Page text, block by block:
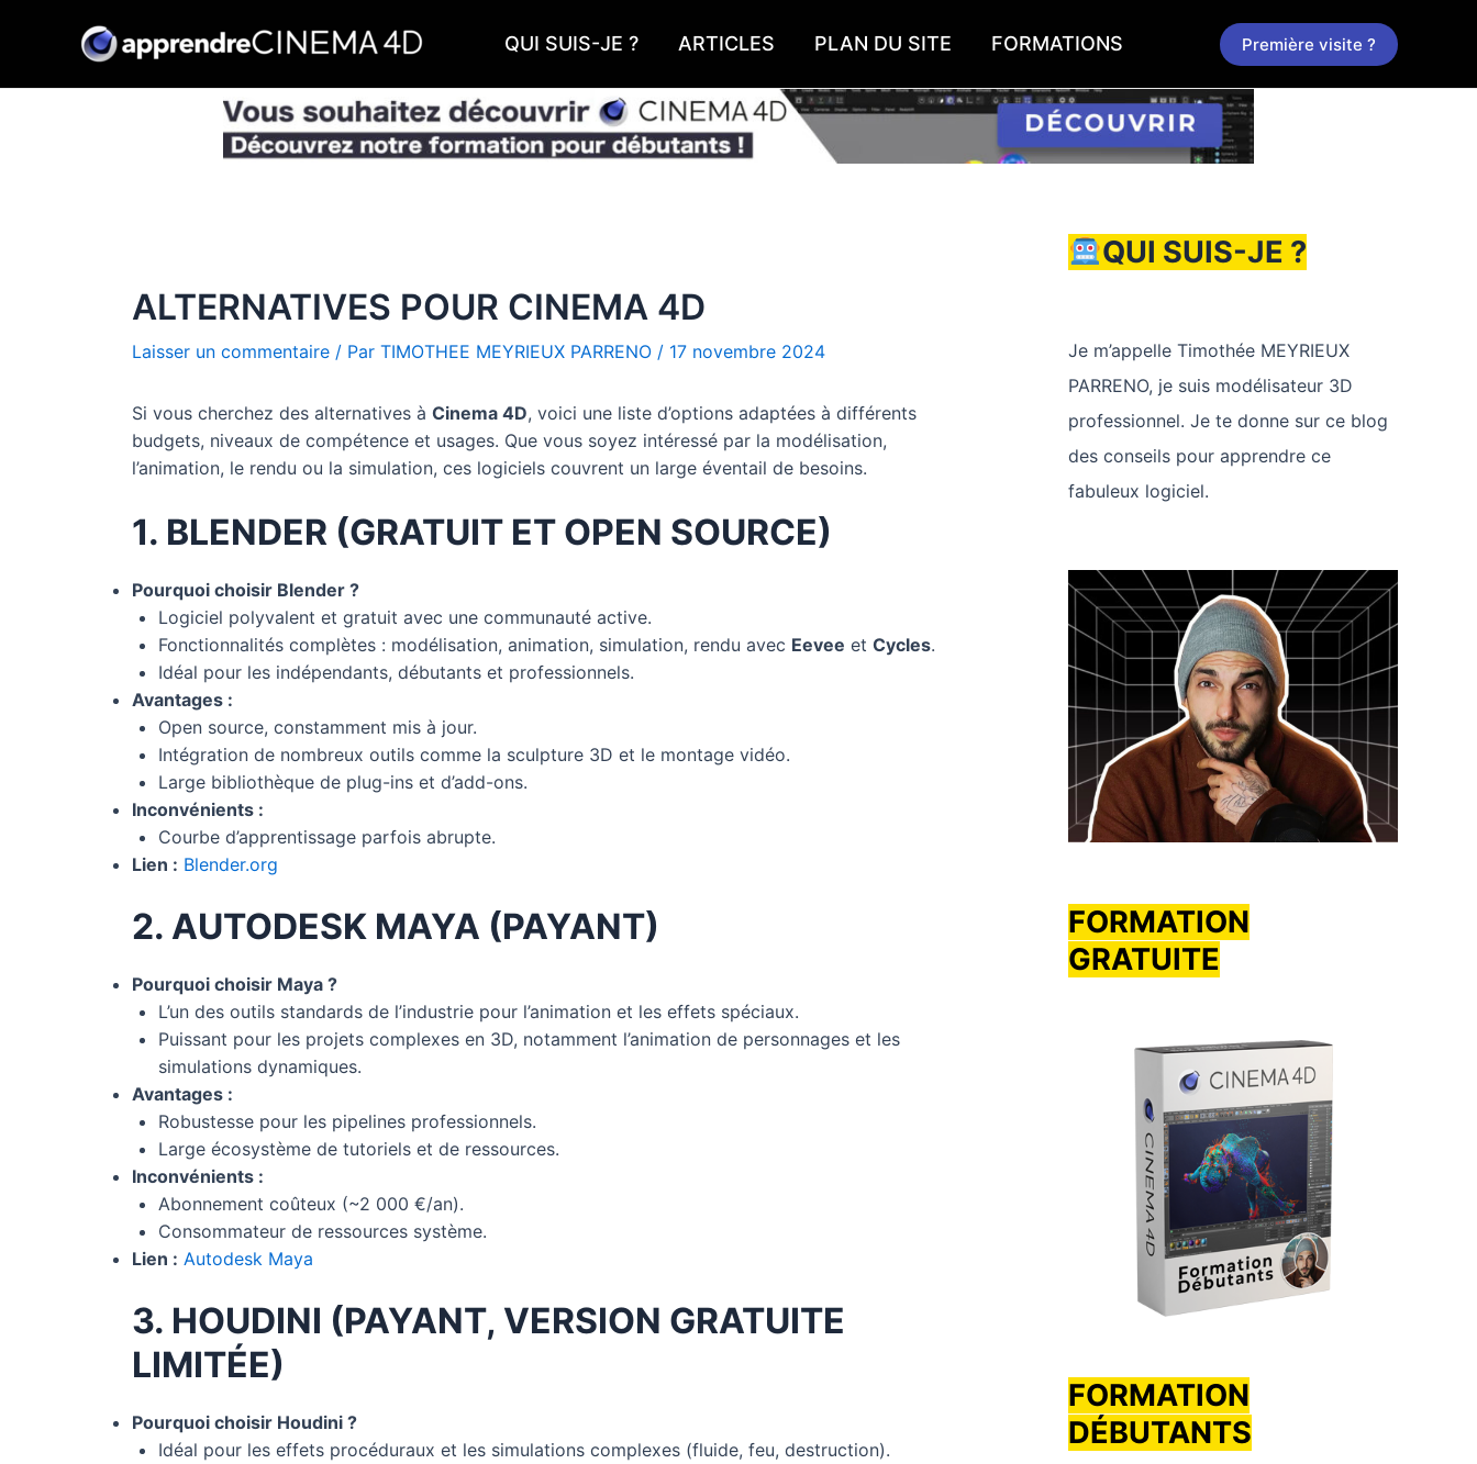
QUI SUIS-JE ? ARTICLES PLAN DU SITE FORMATIONS Première visite ?
ALTERNATIVES POUR CINEMA 4D
Laisser un commentaire / Par TIMOTHEE MEYRIEUX PARRENO / 17 novembre 2024
Si vous cherchez des alternatives à Cinema 4D, voici une liste d’options adaptées à différents
budgets, niveaux de compétence et usages. Que vous soyez intéressé par la modélisation,
l’animation, le rendu ou la simulation, ces logiciels couvrent un large éventail de besoins.
1. BLENDER (GRATUIT ET OPEN SOURCE)
Pourquoi choisir Blender ?
Logiciel polyvalent et gratuit avec une communauté active.
Fonctionnalités complètes : modélisation, animation, simulation, rendu avec Eevee et Cycles.
Idéal pour les indépendants, débutants et professionnels.
Avantages :
Open source, constamment mis à jour.
Intégration de nombreux outils comme la sculpture 3D et le montage vidéo.
Large bibliothèque de plug-ins et d’add-ons.
Inconvénients :
Courbe d’apprentissage parfois abrupte.
Lien : Blender.org
2. AUTODESK MAYA (PAYANT)
Pourquoi choisir Maya ?
L’un des outils standards de l’industrie pour l’animation et les effets spéciaux.
Puissant pour les projets complexes en 3D, notamment l’animation de personnages et les
simulations dynamiques.
Avantages :
Robustesse pour les pipelines professionnels.
Large écosystème de tutoriels et de ressources.
Inconvénients :
Abonnement coûteux (~2 000 €/an).
Consommateur de ressources système.
Lien : Autodesk Maya
3. HOUDINI (PAYANT, VERSION GRATUITE
LIMITÉE)
Pourquoi choisir Houdini ?
Idéal pour les effets procéduraux et les simulations complexes (fluide, feu, destruction).
QUI SUIS-JE ?
Je m’appelle Timothée MEYRIEUX
PARRENO, je suis modélisateur 3D
professionnel. Je te donne sur ce blog
des conseils pour apprendre ce
fabuleux logiciel.
FORMATION
GRATUITE
FORMATION
DÉBUTANTS